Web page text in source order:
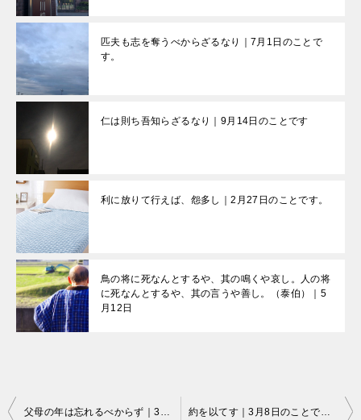
匹夫も志を奪うべからざるなり｜7月1日のことで
す。
仁は則ち吾知らざるなり｜9月14日のことです
利に放りて行えば、怨多し｜2月27日のことです。
鳥の将に死なんとするや、其の鳴くや哀し。人の将
に死なんとするや、其の言うや善し。（泰伯）｜5
月12日
投